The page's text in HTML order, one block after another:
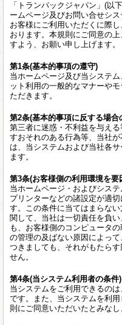
「トランパックジャパン」(以
ームページ及びお問い合せシ
お客様にご利用いただくに際
おります。本規則にご同意の
すよう、お願い申し上げます。
第1条(基本的事項の遵守)
当ホームページ及び当システ
ット利用の一般的なマナーや
ただきます。
第2条(基本的事項に反する場合
第三者に迷惑・不利益を与え
すおそれのある行為等、当社
は、当システムおよび当社各
ます。
第3条(お客様側の利用環境を要
当ホームページ・およびシス
プリンターなどの諸設定が適
す。この条件に当てはまらな
関して、当社は一切責任を負
も、お客様側のコンピュータ
の管理の及ばない原因によっ
つきましても、それがもたら
せん。
第4条(当システム利用者の条件)
当システムをご利用できるの
です。また、当システムを利
則にご同意いただいたとみな